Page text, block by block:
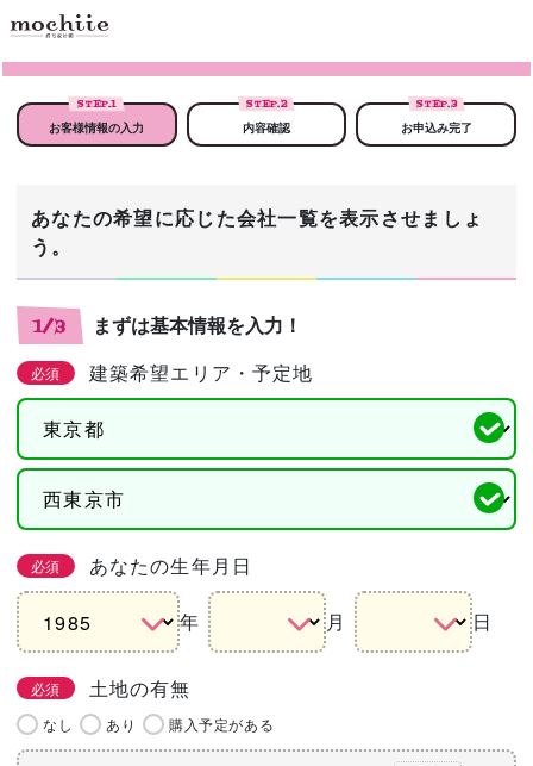
STEP.1
お客様情報の入力
STEP.2
内容確認
STEP.3
お申込み完了
あなたの希望に応じた会社一覧を表示させましょ
う。
1/3 まずは基本情報を入力！
必須 建築希望エリア・予定地
必須 あなたの生年月日
年 月 日
必須 土地の有無
なし あり 購入予定がある